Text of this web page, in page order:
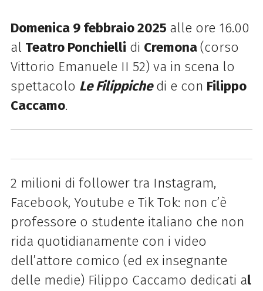
Domenica 9 febbraio 2025 alle ore 16.00
al Teatro Ponchielli di Cremona(corso
Vittorio Emanuele II 52) va in scena lo
spettacolo Le Filippichedi e con Filippo
Caccamo.
2 milioni di follower tra Instagram,
Facebook, Youtube e Tik Tok: non c’è
professore o studente italiano che non
rida quotidianamente con i video
dell’attore comico (ed ex insegnante
delle medie) Filippo Caccamo dedicati al